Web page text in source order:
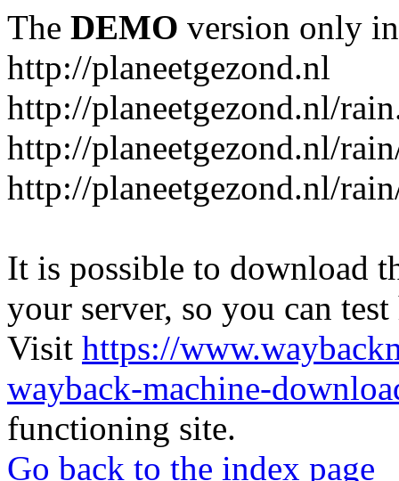
The DEMO version only
http://planeetgezond.nl
http://planeetgezond.nl/
http://planeetgezond.nl/
http://planeetgezond.nl/
It is possible to download
your server, so you can
Visit https://
wayback-machine-
functioning site.
Go back to the index page